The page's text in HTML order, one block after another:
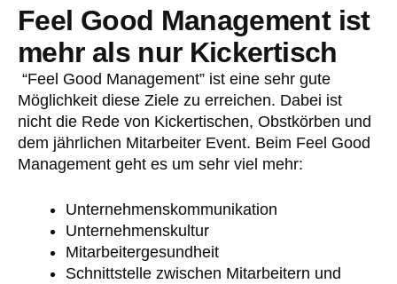
Feel Good Management ist
mehr als nur Kickertisch
“Feel Good Management” ist eine sehr gute
Möglichkeit diese Ziele zu erreichen. Dabei ist
nicht die Rede von Kickertischen, Obstkörben und
dem jährlichen Mitarbeiter Event. Beim Feel Good
Management geht es um sehr viel mehr:
Unternehmenskommunikation
Unternehmenskultur
Mitarbeitergesundheit
Schnittstelle zwischen Mitarbeitern und